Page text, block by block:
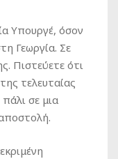
Υπουργέ, όσον
Γεωργία. Σε
Πιστεύετε ότι
τελευταίας
σε μια